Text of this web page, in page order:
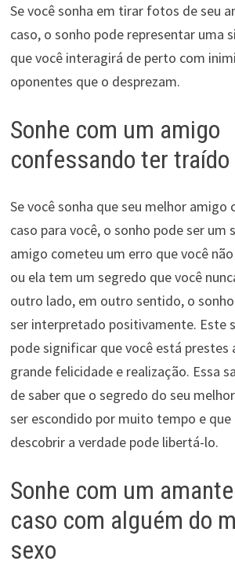
Se você sonha em tirar fotos de seu
caso, o sonho pode representar uma
que você interagirá de perto com
oponentes que o desprezam.
Sonhe com um amigo
confessando ter traído
Se você sonha que seu melhor amigo
caso para você, o sonho pode ser um
amigo cometeu um erro que você
ou ela tem um segredo que você
outro lado, em outro sentido, o
ser interpretado positivamente. Este
pode significar que você está prestes
grande felicidade e realização. Essa
de saber que o segredo do seu
ser escondido por muito tempo e
descobrir a verdade pode libertá-lo.
Sonhe com um
caso com alguém do
sexo